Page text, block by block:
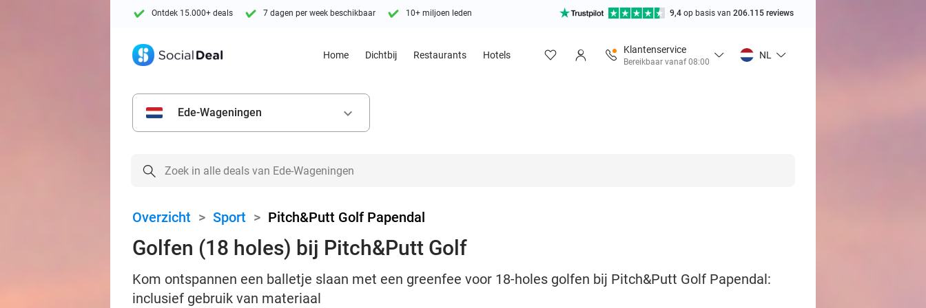
Ontdek 15.000+ deals 7 dagen per week beschikbaar 10+ miljoen leden 9,4 op basis van 206.115 reviews
Home Dichtbij Restaurants Hotels
Klantenservice
Bereikbaar vanaf 08:00
NL
Ede-Wageningen keyboard_arrow_down
Overzicht > Sport > Pitch&Putt Golf Papendal
Golfen (18 holes) bij Pitch&Putt Golf
Kom ontspannen een balletje slaan met een greenfee voor 18-holes golfen bij Pitch&Putt Golf Papendal:
inclusief gebruik van materiaal